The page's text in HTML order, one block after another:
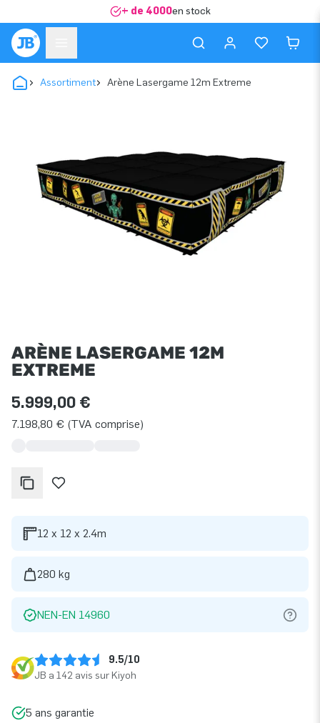
+ de 4000en stock
Assortiment Arène Lasergame 12m Extreme
ARÈNE LASERGAME 12M
EXTREME
5.999,00 €
7.198,80 € (TVA comprise)
12 x 12 x 2.4m
280 kg
NEN-EN 14960
9.5/10
JB a 142 avis sur Kiyoh
5 ans garantie